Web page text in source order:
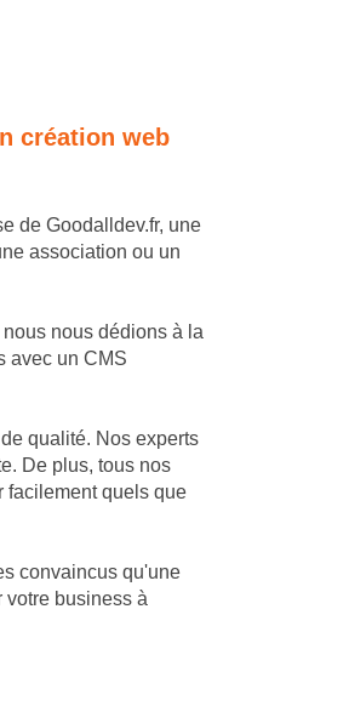
création web
de Goodalldev.fr, une
association ou un
nous dédions à la
avec un CMS
qualité. Nos experts
De plus, tous nos
facilement quels que
convaincus qu'une
votre business à